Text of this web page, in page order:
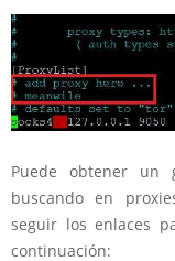
Puede obtener un
buscando en
seguir los enlaces
continuación: